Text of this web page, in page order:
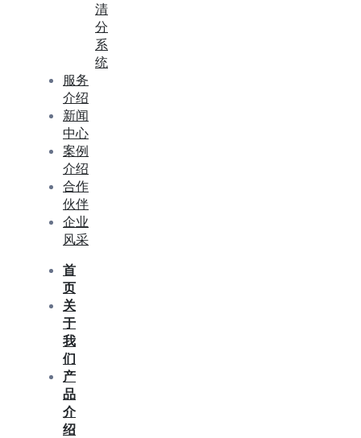
清
分
系
统
服务
介绍
新闻
中心
案例
介绍
合作
伙伴
企业
风采
首
页
关
于
我
们
产
品
介
绍